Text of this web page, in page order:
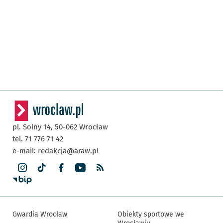
pl. Solny 14, 50-062 Wrocław
tel. 71 776 71 42
e-mail: redakcja@araw.pl
Gwardia Wrocław
Obiekty sportowe we